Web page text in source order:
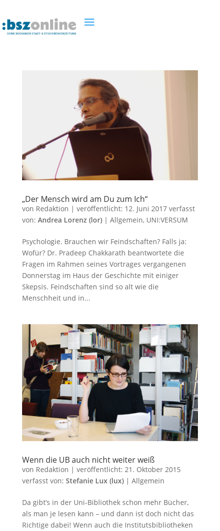
„Der Mensch wird am Du zum Ich“
von Redaktion | veröffentlicht: 12. Juni 2017verfasst
von: Andrea Lorenz (lor)| Allgemein, UNI:VERSUM
Psychologie. Brauchen wir Feindschaften? Falls ja:
Wofür? Dr. Pradeep Chakkarath beantwortete die
Fragen im Rahmen seines Vortrages vergangenen
Donnerstag im Haus der Geschichte mit einiger
Skepsis. Feindschaften sind so alt wie die
Menschheit und in...
Wenn die UB auch nicht weiter weiß
von Redaktion | veröffentlicht: 21. Oktober 2015
verfasst von: Stefanie Lux (lux)| Allgemein
Da gibt’s in der Uni-Bibliothek schon mehr Bücher,
als man je lesen kann – und dann ist doch nicht das
Richtige dabei! Wenn auch die Institutsbibliotheken